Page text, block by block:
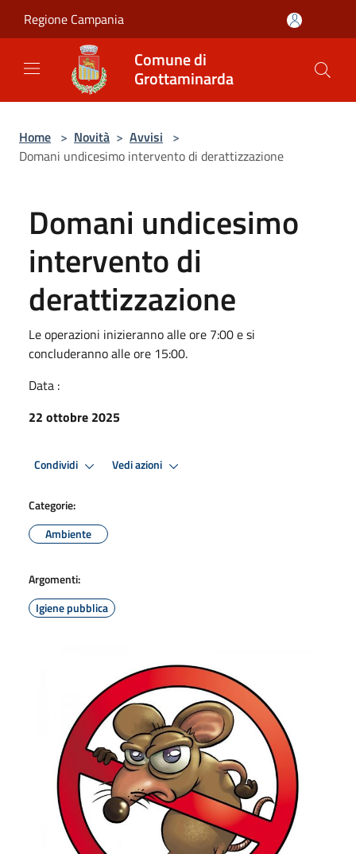
Regione Campania
Comune di
Grottaminarda
Home > Novità > Avvisi >
Domani undicesimo intervento di derattizzazione
Domani undicesimo
intervento di
derattizzazione
Le operazioni inizieranno alle ore 7:00 e si
concluderanno alle ore 15:00.
Data :
22 ottobre 2025
Condividi Vedi azioni
Categorie:
Ambiente
Argomenti:
Igiene pubblica